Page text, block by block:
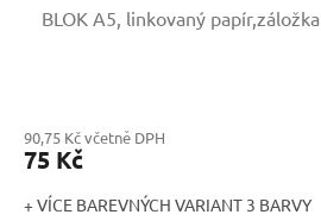
BLOK A5, linkovaný papír,záložka
90,75 Kč včetně DPH
75 Kč
+ VÍCE BAREVNÝCH VARIANT 3 BARVY